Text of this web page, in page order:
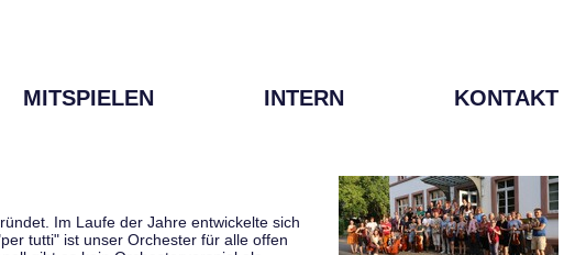
MITSPIELEN INTERN KONTAKT
Im Laufe der Jahre entwickelte sich
tutti" ist unser Orchester für alle offen